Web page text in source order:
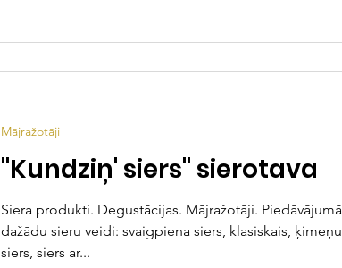
"Kundziņ' siers" sierotava
Siera produkti. Degustācijas. Mājražotāji. Piedāvājumā
dažādu sieru veidi: svaigpiena siers, klasiskais, ķimeņu
siers, siers ar...
Mājražotāji